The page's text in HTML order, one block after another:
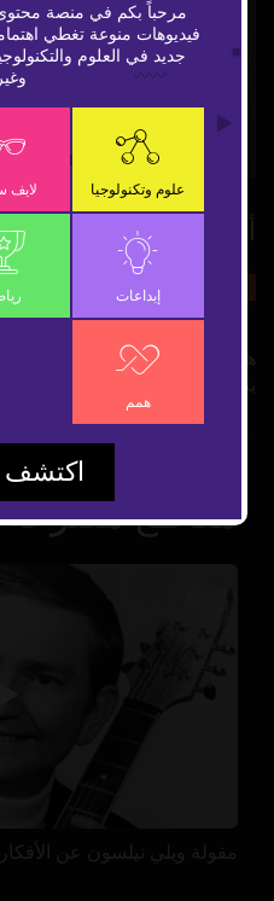
ألبرت اينشتاين عبقري
هل تعلم أن ألبرت اينشتاين
يتحدث خلال السبع سنين الأولى
مقاطع مقترحة
مقولة ويلي نيلسون عن الأفكار
مرحباً بكم في منصة
فيديوهات منوعة تغطي
جديد في العلوم
علوم وتكنولوجيا لايف
إبداعات
همم
اكتشف